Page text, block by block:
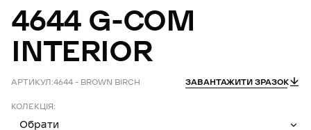
4644 G-COM
INTERIOR
АРТИКУЛ:4644 – BROWN BIRCH ЗАВАНТАЖИТИ ЗРАЗОК
КОЛЕКЦІЯ:
Обрати